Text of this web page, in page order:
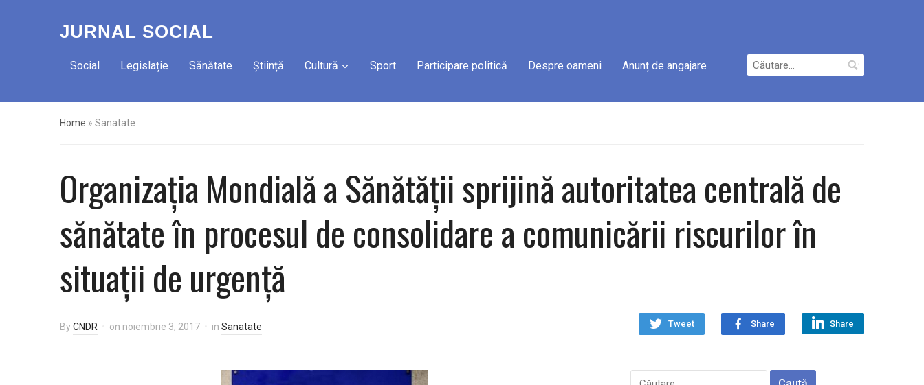
JURNAL SOCIAL
Social Legislație Sănătate Știință Cultură Sport Participare politică Despre oameni Anunț de angajare
Caută
după:
Home » Sanatate
Organizația Mondială a Sănătății sprijină autoritatea centrală de
sănătate în procesul de consolidare a comunicării riscurilor în
situații de urgență
Tweet Share Share
ByCNDR on noiembrie 3, 2017 in Sanatate
Caută